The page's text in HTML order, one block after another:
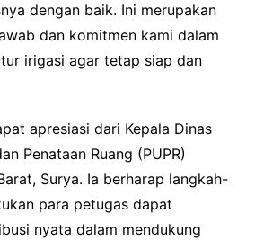
dengan baik. Ini merupakan
dan komitmen kami dalam
irigasi agar tetap siap dan
apresiasi dari Kepala Dinas
Penataan Ruang (PUPR)
Surya. Ia berharap langkah-
para petugas dapat
nyata dalam mendukung